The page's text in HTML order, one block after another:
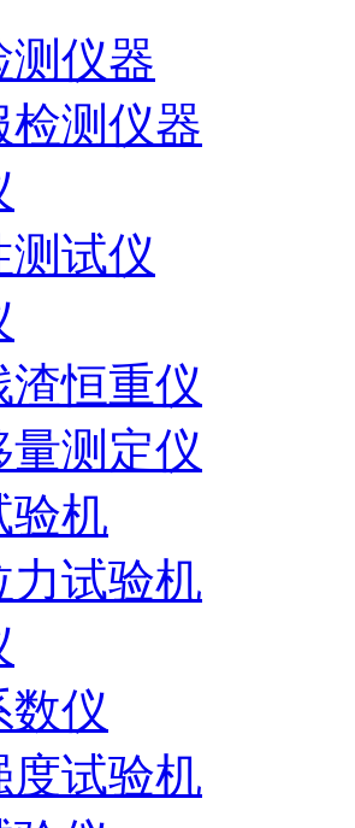
测仪器
检测仪器
测试仪
渣恒重仪
量测定仪
验机
力试验机
数仪
度试验机